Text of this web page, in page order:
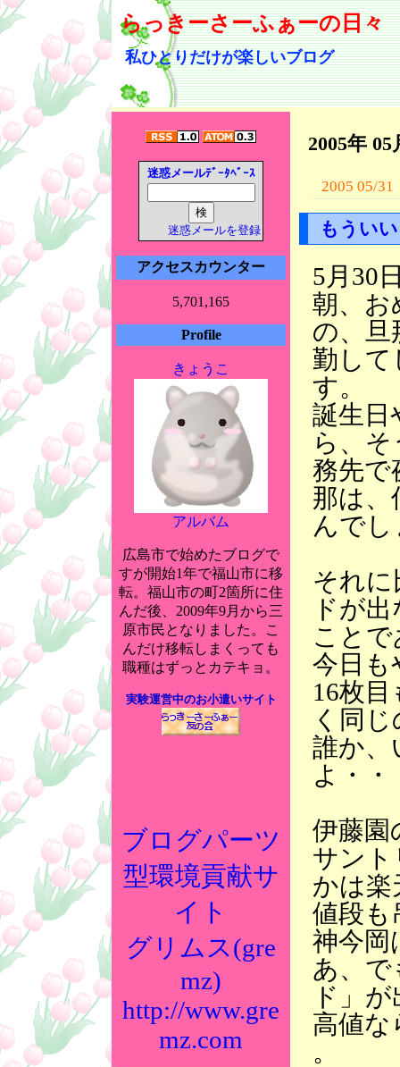
らっきーさーふぁーの日々
私ひとりだけが楽しいブログ
迷惑メールﾃﾞｰﾀﾍﾞｰｽ
迷惑メールを登録
アクセスカウンター
5,701,165
Profile
きょうこ
アルバム
広島市で始めたブログで
すが開始1年で福山市に移
転。福山市の町2箇所に住
んだ後、2009年9月から三
原市民となりました。こ
んだけ移転しまくっても
職種はずっとカテキョ。
実験運営中のお小遣いサイト
ブログパーツ
型環境貢献サ
イト
グリムス(gre
mz)
http://www.gre
mz.com
2005年
2005 05/31
もうい
5月30
朝、お
の、旦
勤して
す。
誕生日
ら、
務先で
那は、
んで
それ
ドが
こと
今日も
16枚
く同
誰か、
よ・・
伊藤園
サント
かは楽
値段も
神今岡
あ、で
ド」
高値
。